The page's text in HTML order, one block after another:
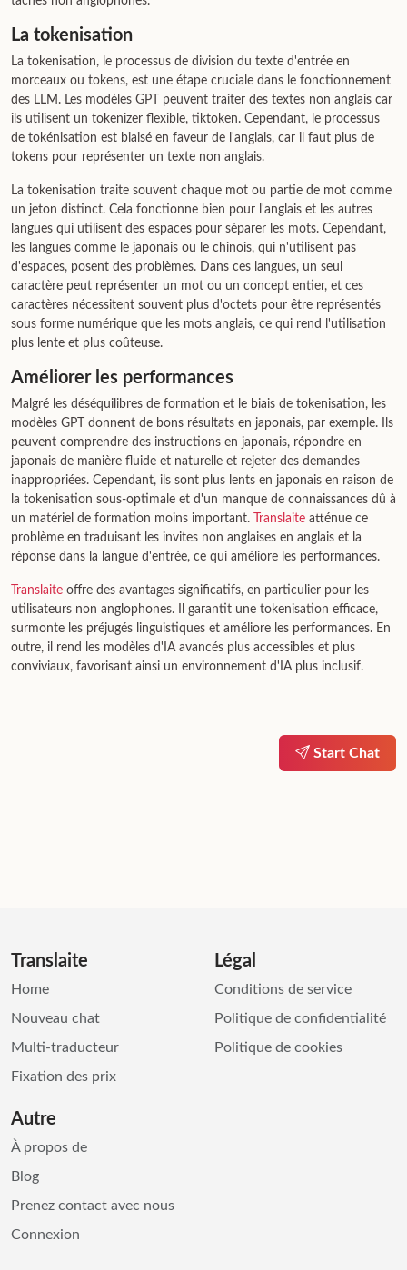
La tokenisation
La tokenisation, le processus de division du texte d'entrée en
morceaux ou tokens, est une étape cruciale dans le fonctionnement
des LLM. Les modèles GPT peuvent traiter des textes non anglais car
ils utilisent un tokenizer flexible, tiktoken. Cependant, le processus
de tokénisation est biaisé en faveur de l'anglais, car il faut plus de
tokens pour représenter un texte non anglais.
La tokenisation traite souvent chaque mot ou partie de mot comme
un jeton distinct. Cela fonctionne bien pour l'anglais et les autres
langues qui utilisent des espaces pour séparer les mots. Cependant,
les langues comme le japonais ou le chinois, qui n'utilisent pas
d'espaces, posent des problèmes. Dans ces langues, un seul
caractère peut représenter un mot ou un concept entier, et ces
caractères nécessitent souvent plus d'octets pour être représentés
sous forme numérique que les mots anglais, ce qui rend l'utilisation
plus lente et plus coûteuse.
Améliorer les performances
Malgré les déséquilibres de formation et le biais de tokenisation, les
modèles GPT donnent de bons résultats en japonais, par exemple. Ils
peuvent comprendre des instructions en japonais, répondre en
japonais de manière fluide et naturelle et rejeter des demandes
inappropriées. Cependant, ils sont plus lents en japonais en raison de
la tokenisation sous-optimale et d'un manque de connaissances dû à
un matériel de formation moins important.
Translaite atténue ce
problème en traduisant les invites non anglaises en anglais et la
réponse dans la langue d'entrée, ce qui améliore les performances.
Translaite offre des avantages significatifs, en particulier pour les
utilisateurs non anglophones. Il garantit une tokenisation efficace,
surmonte les préjugés linguistiques et améliore les performances. En
outre, il rend les modèles d'IA avancés plus accessibles et plus
conviviaux, favorisant ainsi un environnement d'IA plus inclusif.
Start Chat
Translaite
Home
Nouveau chat
Multi-traducteur
Fixation des prix
Légal
Conditions de service
Politique de confidentialité
Politique de cookies
Autre
À propos de
Blog
Prenez contact avec nous
Connexion